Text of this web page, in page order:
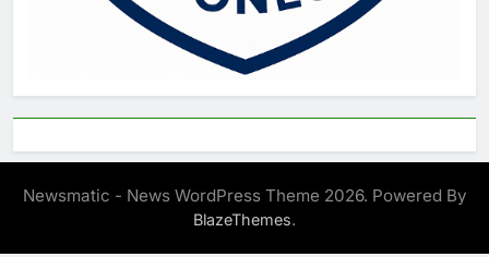
Newsmatic - News WordPress Theme 2026. Powered By
BlazeThemes.